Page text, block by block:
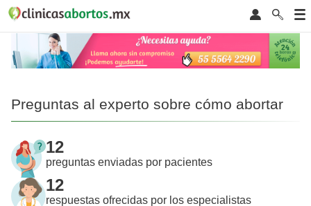
Preguntas al experto sobre cómo abortar
12
preguntas enviadas por pacientes
12
respuestas ofrecidas por los especialistas